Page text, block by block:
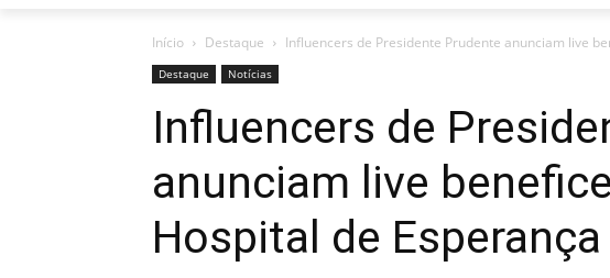
Início Destaque Influencers de Presidente Prudente anunciam live
Destaque Notícias
Influencers de
anunciam live
Hospital de Esperança